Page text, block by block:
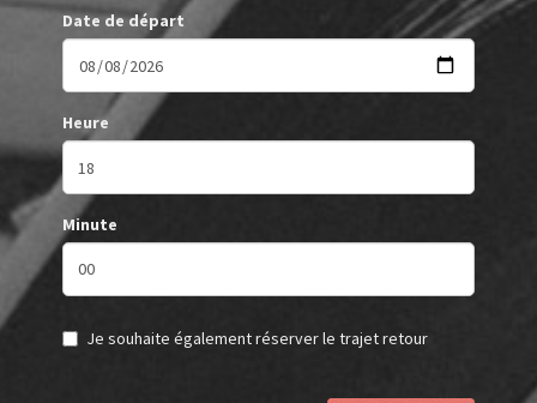
Date de départ
Heure
Minute
Je souhaite également réserver le trajet retour